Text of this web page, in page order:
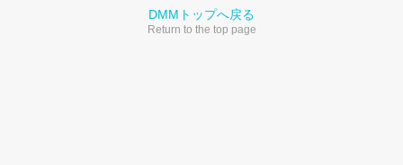
DMMトップへ戻る
Return to the top page